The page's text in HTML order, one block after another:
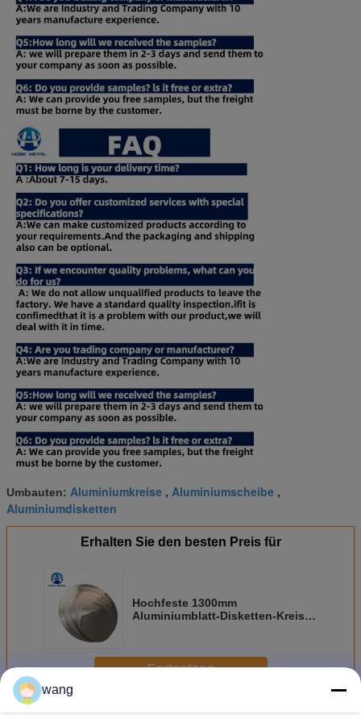
Umbauten: Aluminiumkreise , Aluminiumscheibe ,
Aluminiumdisketten
Erhalten Sie den besten Preis für
Hochfeste 1300mm
Aluminiumblatt-Disketten-Kreise
Fortsetzen
MehrAluminiumdiskettenkreise
wang